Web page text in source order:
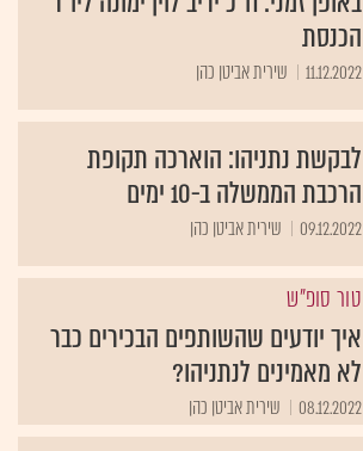
הכנסת
11.12.2022 שירית אביטן כהן
לבקשת נתניהו: הוארכה תקופת
הרכבת הממשלה ב-10 ימים
09.12.2022 שירית אביטן כהן
טור סופ"ש
איך יודעים שהשותפים הבכירים כבר
לא מאמינים לנתניהו?
08.12.2022 שירית אביטן כהן